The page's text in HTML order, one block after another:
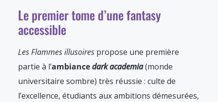
Le premier tome d’une fantasy
accessible
Les Flammes illusoires propose une première
partie à l’ambiancedark academia(monde
universitaire sombre) très réussie : culte de
l’excellence, étudiants aux ambitions démesurées,